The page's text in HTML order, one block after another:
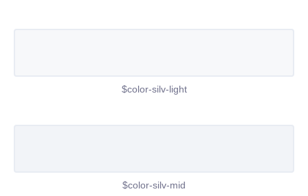
$color-silv-light
$color-silv-mid